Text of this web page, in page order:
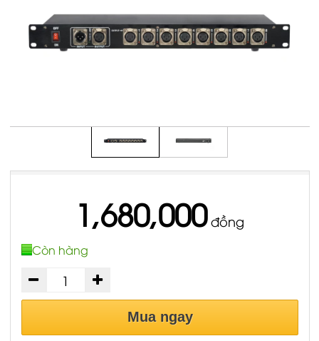
1,680,000đồng
Còn hàng
Mua ngay